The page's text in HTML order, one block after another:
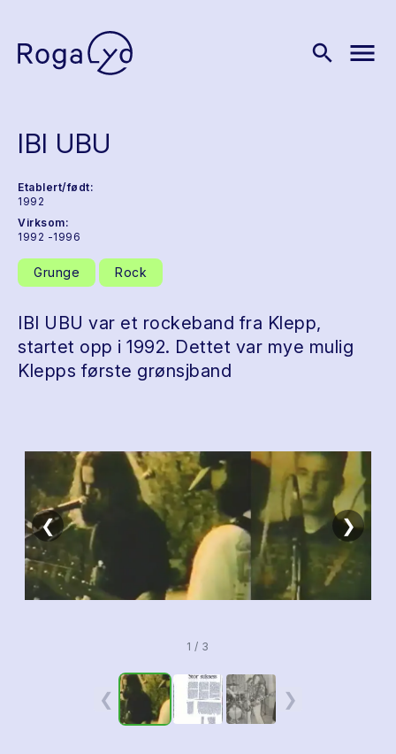
search menu
IBI UBU
Etablert/født:
1992
Virksom:
1992 -1996
Grunge Rock
IBI UBU var et rockeband fra Klepp,
startet opp i 1992. Dettet var mye mulig
Klepps første grønsjband
❮ ❯
1 / 3
❮ ❯